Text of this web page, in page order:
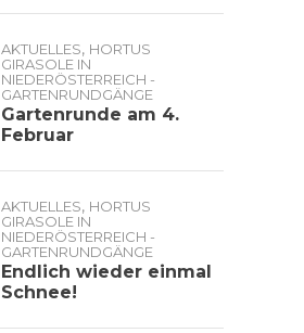
AKTUELLES, HORTUS
GIRASOLE IN
NIEDERÖSTERREICH -
GARTENRUNDGÄNGE
Gartenrunde am 4.
Februar
AKTUELLES, HORTUS
GIRASOLE IN
NIEDERÖSTERREICH -
GARTENRUNDGÄNGE
Endlich wieder einmal
Schnee!